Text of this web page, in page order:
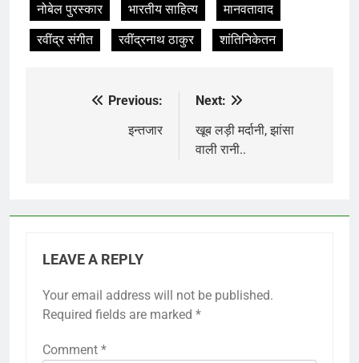
नोबेल पुरस्कार
भारतीय साहित्य
मानवतावाद
रवींद्र संगीत
रवींद्रनाथ ठाकुर शांतिनिकेतन
navigation
Previous:
इन्तजार
Next:
खूब लड़ी मर्दानी, झांसा
वाली रानी..
LEAVE A REPLY
Your email address will not be published.
Required fields are marked *
Comment *